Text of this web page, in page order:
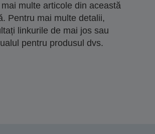
multe articole din această
Pentru mai multe detalii,
linkurile de mai jos sau
pentru produsul dvs.